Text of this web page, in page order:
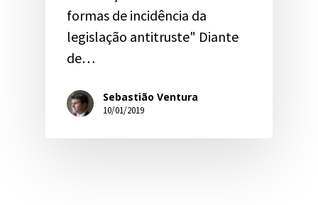
formas de incidência da
legislação antitruste" Diante
de…
Sebastião Ventura
10/01/2019